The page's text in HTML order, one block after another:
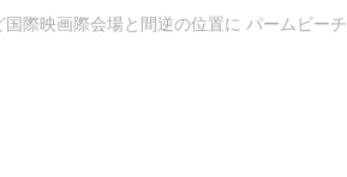
際映画際会場と間逆の位置に パームビーチ